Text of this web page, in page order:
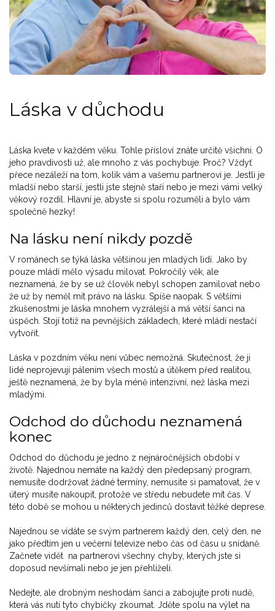
Láska v důchodu
Láska kvete v každém věku. Tohle přísloví znáte určitě všichni. O
jeho pravdivosti už, ale mnoho z vás pochybuje. Proč? Vždyť
přece nezáleží na tom, kolik vám a vašemu partnerovi je. Jestli je
mladší nebo starší, jestli jste stejně staří nebo je mezi vámi velký
věkový rozdíl. Hlavní je, abyste si spolu rozuměli a bylo vám
společně hezky!
Na lásku není nikdy pozdě
V románech se týká láska většinou jen mladých lidí. Jako by
pouze mládí mělo výsadu milovat. Pokročilý věk, ale
neznamená, že by se už člověk nebyl schopen zamilovat nebo
že už by neměl mít právo na lásku. Spíše naopak. S většími
zkušenostmi je láska mnohem vyzrálejší a má větší šanci na
úspěch. Stojí totiž na pevnějších základech, které mládí nestačí
vytvořit.
Láska v pozdním věku není vůbec nemožná. Skutečnost, že ji
lidé neprojevují pálením všech mostů a útěkem před realitou,
ještě neznamená, že by byla méně intenzivní, než láska mezi
mladými.
Odchod do důchodu neznamená
konec
Odchod do důchodu je jedno z nejnáročnějších období v
životě. Najednou nemáte na každý den předepsaný program,
nemusíte dodržovat žádné termíny, nemusíte si pamatovat, že v
úterý musíte nakoupit, protože ve středu nebudete mít čas. V
této době se mohou u některých jedinců dostavit těžké deprese.
Najednou se vídáte se svým partnerem každý den, celý den, ne
jako předtím jen u večerní televize nebo čas od času u snídaně.
Začnete vidět na partnerovi všechny chyby, kterých jste si
doposud nevšímali nebo je jen přehlíželi.
Nedejte, ale drobným neshodám šanci a zabojujte proti nudě,
která vás nutí tyto chybičky zkoumat. Jděte spolu na výlet na